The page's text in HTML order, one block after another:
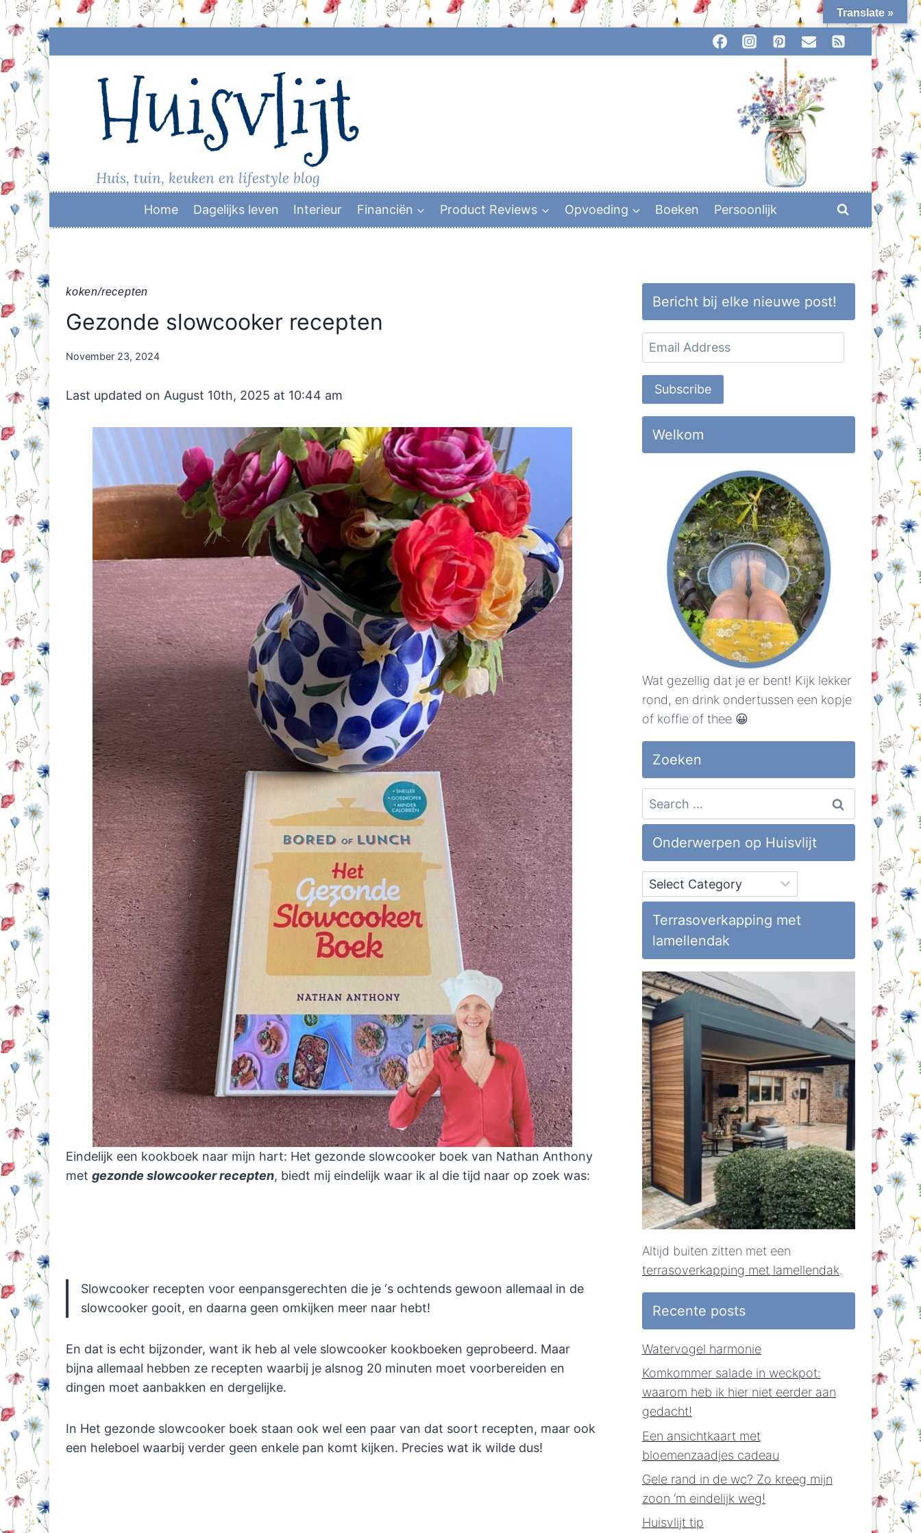
Skip
to
Huisvlijt
Huis, tuin, keuken en lifestyle blog
Home Dagelijks leven Interieur Financiën Product Reviews Opvoeding Boeken Persoonlijk
koken/recepten
Gezonde slowcooker recepten
By
November 23, 2024
Last updated on August 10th, 2025 at 10:44 am
Eindelijk een kookboek naar mijn hart: Het gezonde slowcooker boek van Nathan Anthony
met gezonde slowcooker recepten, biedt mij eindelijk waar ik al die tijd naar op zoek was:
Slowcooker recepten voor eenpansgerechten die je ‘s ochtends gewoon allemaal in de
slowcooker gooit, en daarna geen omkijken meer naar hebt!
En dat is echt bijzonder, want ik heb al vele slowcooker kookboeken geprobeerd. Maar
bijna allemaal hebben ze recepten waarbij je alsnog 20 minuten moet voorbereiden en
dingen moet aanbakken en dergelijke.
In Het gezonde slowcooker boek staan ook wel een paar van dat soort recepten, maar ook
een heleboel waarbij verder geen enkele pan komt kijken. Precies wat ik wilde dus!
Bericht bij elke nieuwe post!
Email
Address
Subscribe
Welkom
Wat gezellig dat je er bent! Kijk lekker
rond, en drink ondertussen een kopje
of koffie of thee 😀
Zoeken
Search
for:
Onderwerpen op Huisvlijt
Onderwerpen
op
Huisvlijt
Terrasoverkapping met
lamellendak
Altijd buiten zitten met een
terrasoverkapping met lamellendak.
Recente posts
Watervogel harmonie
Komkommer salade in weckpot:
waarom heb ik hier niet eerder aan
gedacht!
Een ansichtkaart met
bloemenzaadjes cadeau
Gele rand in de wc? Zo kreeg mijn
zoon ‘m eindelijk weg!
Huisvlijt tip
Translate »